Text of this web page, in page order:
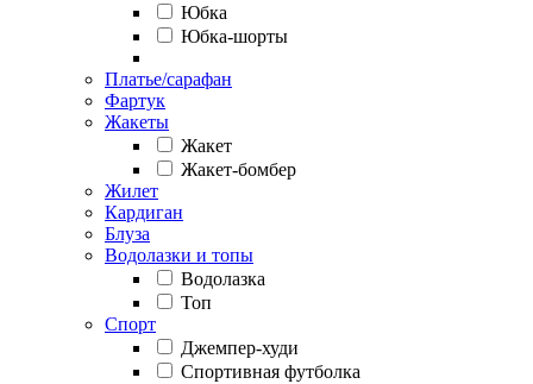
Юбка
Юбка-шорты
Платье/сарафан
Фартук
Жакеты
Жакет
Жакет-бомбер
Жилет
Кардиган
Блуза
Водолазки и топы
Водолазка
Топ
Спорт
Джемпер-худи
Спортивная футболка